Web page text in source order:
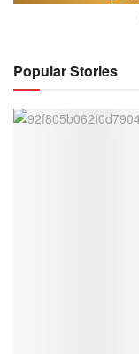
Popular Stories